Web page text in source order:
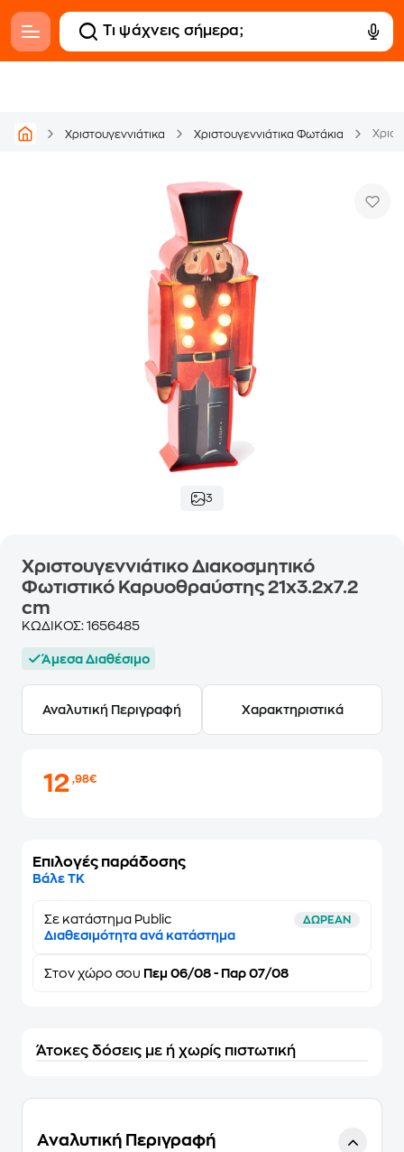
Χριστουγεννιάτικα Χριστουγεννιάτικα Φωτάκια
3
Χριστουγεννιάτικo Διακοσμητικό
Φωτιστικό Καρυοθραύστης 21x3.2x7.2
cm
ΚΩΔΙΚΟΣ: 1656485
Άμεσα Διαθέσιμο
Αναλυτική Περιγραφή Χαρακτηριστικά
12,98€
Επιλογές παράδοσης
Βάλε ΤΚ
Σε κατάστημα Public ΔΩΡΕΑΝ
Διαθεσιμότητα ανά κατάστημα
Στον χώρο σου Πεμ 06/08 - Παρ 07/08
Άτοκες δόσεις με ή χωρίς πιστωτική
Αναλυτική Περιγραφή